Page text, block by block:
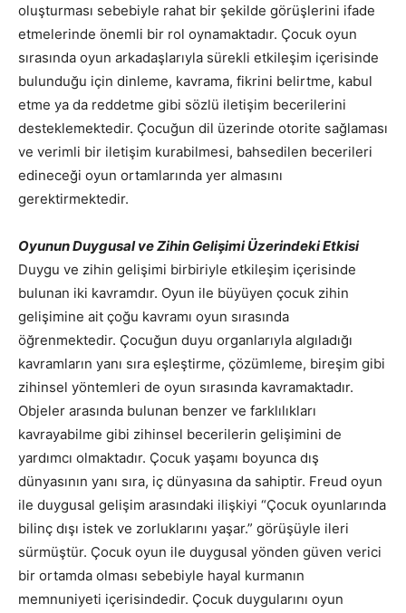
oluşturması sebebiyle rahat bir şekilde görüşlerini ifade
etmelerinde önemli bir rol oynamaktadır. Çocuk oyun
sırasında oyun arkadaşlarıyla sürekli etkileşim içerisinde
bulunduğu için dinleme, kavrama, fikrini belirtme, kabul
etme ya da reddetme gibi sözlü iletişim becerilerini
desteklemektedir. Çocuğun dil üzerinde otorite sağlaması
ve verimli bir iletişim kurabilmesi, bahsedilen becerileri
edineceği oyun ortamlarında yer almasını
gerektirmektedir.
Oyunun Duygusal ve Zihin Gelişimi Üzerindeki Etkisi
Duygu ve zihin gelişimi birbiriyle etkileşim içerisinde
bulunan iki kavramdır. Oyun ile büyüyen çocuk zihin
gelişimine ait çoğu kavramı oyun sırasında
öğrenmektedir. Çocuğun duyu organlarıyla algıladığı
kavramların yanı sıra eşleştirme, çözümleme, bireşim gibi
zihinsel yöntemleri de oyun sırasında kavramaktadır.
Objeler arasında bulunan benzer ve farklılıkları
kavrayabilme gibi zihinsel becerilerin gelişimini de
yardımcı olmaktadır. Çocuk yaşamı boyunca dış
dünyasının yanı sıra, iç dünyasına da sahiptir. Freud oyun
ile duygusal gelişim arasındaki ilişkiyi “Çocuk oyunlarında
bilinç dışı istek ve zorluklarını yaşar.” görüşüyle ileri
sürmüştür. Çocuk oyun ile duygusal yönden güven verici
bir ortamda olması sebebiyle hayal kurmanın
memnuniyeti içerisindedir. Çocuk duygularını oyun